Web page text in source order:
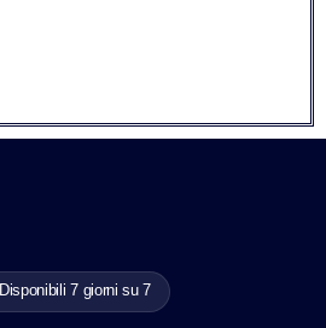
Disponibili 7 giorni su 7